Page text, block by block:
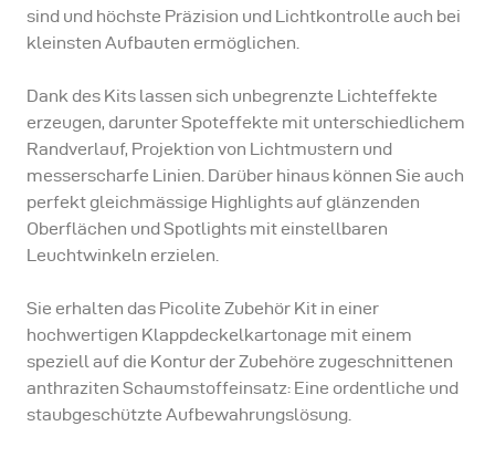
sind und höchste Präzision und Lichtkontrolle auch bei
kleinsten Aufbauten ermöglichen.
Dank des Kits lassen sich unbegrenzte Lichteffekte
erzeugen, darunter Spoteffekte mit unterschiedlichem
Randverlauf, Projektion von Lichtmustern und
messerscharfe Linien. Darüber hinaus können Sie auch
perfekt gleichmässige Highlights auf glänzenden
Oberflächen und Spotlights mit einstellbaren
Leuchtwinkeln erzielen.
Sie erhalten das Picolite Zubehör Kit in einer
hochwertigen Klappdeckelkartonage mit einem
speziell auf die Kontur der Zubehöre zugeschnittenen
anthraziten Schaumstoffeinsatz: Eine ordentliche und
staubgeschützte Aufbewahrungslösung.